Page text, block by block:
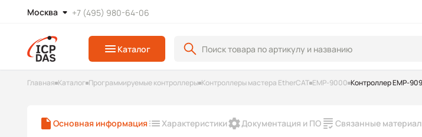
Москва +7 (495) 980-64-06
Каталог
Главная Каталог Программируемые контроллеры Контроллеры мастера EtherCAT EMP-9000 Контроллер EMP-
Основная информация Характеристики Документация и ПО Связанные